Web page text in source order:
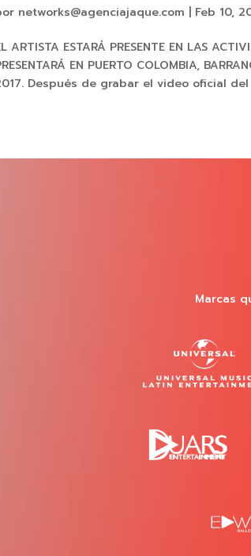
networks@agenciajaque.com Feb 10,
ARTISTA ESTARÁ PRESENTE EN LAS
EN PUERTO COLOMBIA,
Después de grabar el video oficial
Marcas